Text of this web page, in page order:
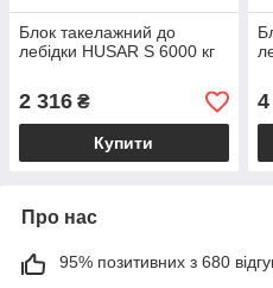
Блок такелажний до
лебідки HUSAR S 6000 кг
2 316 ₴
Купити
Про нас
95% позитивних з 680